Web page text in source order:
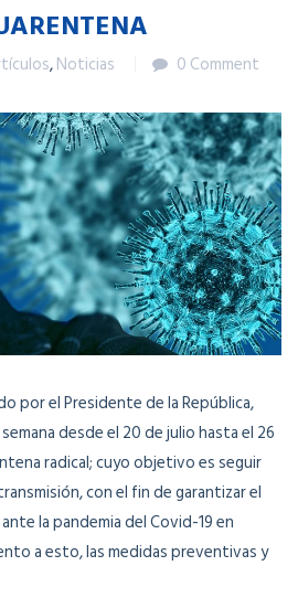
,Noticias 0 Comment
por el Presidente de la República,
desde el 20 de julio hasta el 26
radical; cuyo objetivo es seguir
con el fin de garantizar el
la pandemia del Covid-19 en
a esto, las medidas preventivas y